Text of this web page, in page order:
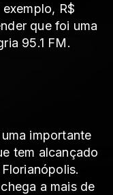
R$
que foi uma
95.1 FM.
importante
tem alcançado
a mais de